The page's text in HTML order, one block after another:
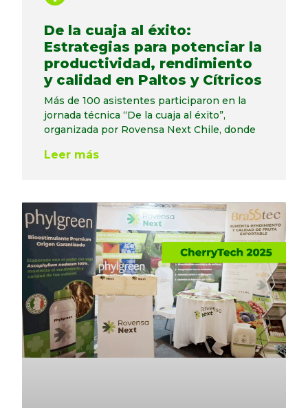
De la cuaja al éxito:
Estrategias para potenciar la
productividad, rendimiento
y calidad en Paltos y Cítricos
Más de 100 asistentes participaron en la
jornada técnica “De la cuaja al éxito”,
organizada por Rovensa Next Chile, donde
Leer más